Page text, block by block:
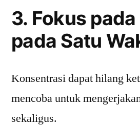
3. Fokus
pada Satu
Konsentrasi dapat hilang
mencoba untuk
sekaligus.